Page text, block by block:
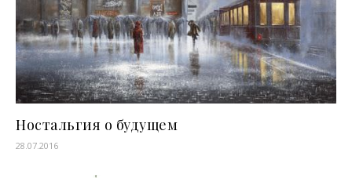
Ностальгия о будущем
28.07.2016